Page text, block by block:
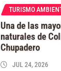
TURISMO
Una de las
naturales de
Chupadero
JUL 24, 2026